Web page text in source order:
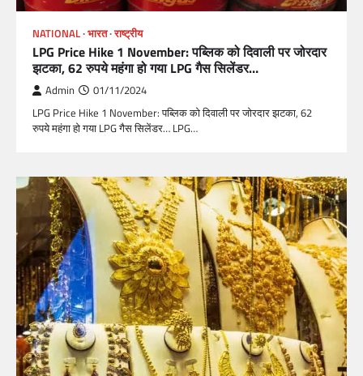
NATIONAL भारत राष्ट्रीय
LPG Price Hike 1 November: पब्लिक को दिवाली पर जोरदार
झटका, 62 रुपये महंगा हो गया LPG गैस सिलेंडर…
Admin 01/11/2024
LPG Price Hike 1 November: पब्लिक को दिवाली पर जोरदार झटका, 62
रुपये महंगा हो गया LPG गैस सिलेंडर… LPG…